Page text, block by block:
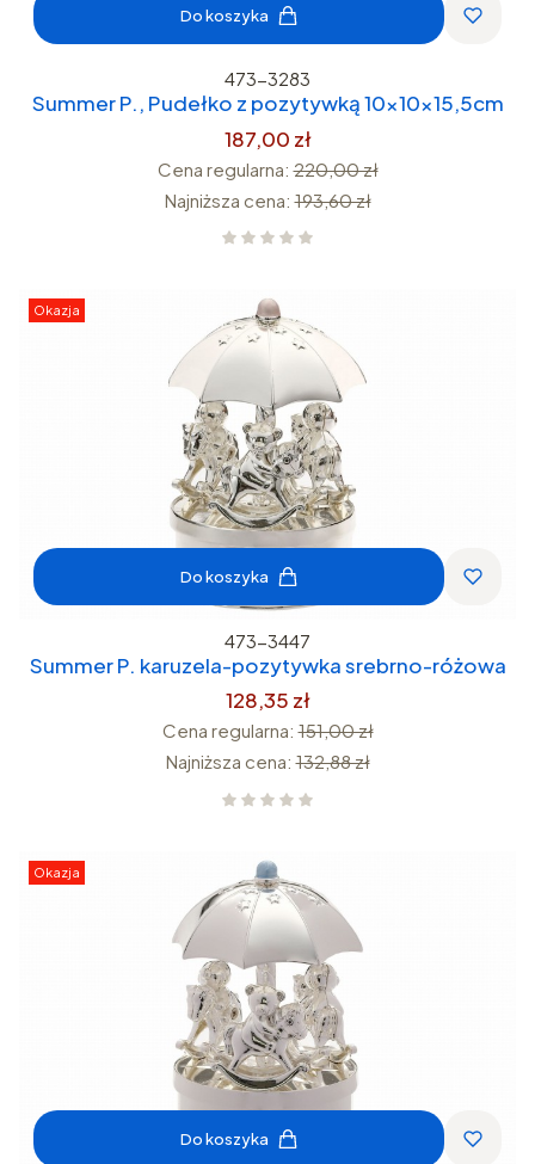
Do koszyka
473-3283
Summer P., Pudełko z pozytywką 10x10x15,5cm
187,00 zł
Cena regularna: 220,00 zł
Najniższa cena: 193,60 zł
Okazja
Do koszyka
473-3447
Summer P. karuzela-pozytywka srebrno-różowa
128,35 zł
Cena regularna: 151,00 zł
Najniższa cena: 132,88 zł
Okazja
Do koszyka